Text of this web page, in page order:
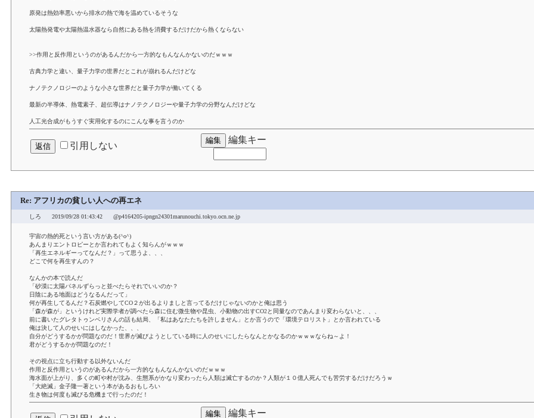
原発は熱効率悪いから排水の熱で海を温めているそうな
太陽熱発電や太陽熱温水器なら自然にある熱を消費するだけだから熱くならない
>>作用と反作用というのがあるんだから一方的なもんなんかないのだｗｗｗ
古典力学と違い、量子力学の世界だとこれが崩れるんだけどな
ナノテクノロジーのような小さな世界だと量子力学が働いてくる
最新の半導体、熱電素子、超伝導はナノテクノロジーや量子力学の分野なんだけどな
人工光合成がもうすぐ実用化するのにこんな事を言うのか
引用しない
編集キー
Re: アフリカの貧しい人への再エネ
しろ 2019/09/28 01:43:42 @p4164205-ipngn24301marunouchi.tokyo.ocn.ne.jp
宇宙の熱的死という言い方がある(^o^)
あんまりエントロピーとか言われてもよく知らんがｗｗｗ
「再生エネルギーってなんだ？」って思うよ、、、
どこで何を再生すんの？
なんかの本で読んだ
「砂漠に太陽パネルずらっと並べたらそれでいいのか？
日陰にある地面はどうなるんだって」
何が再生してるんだ？石炭燃やしてCO２が出るよりましと言ってるだけじゃないのかと俺は思う
「森が森が」というけれど実際学者が調べたら森に住む微生物や昆虫、小動物の出すCO2と同量なのであんまり変わらないと、、、
前に書いたグレタトゥンベリさんの話も結局、「私はあなたたちを許しません」とか言うので「環境テロリスト」とか言われている
俺は決して人のせいにはしなかった、、、
自分がどうするかが問題なのだ！世界が滅びようとしている時に人のせいにしたらなんとかなるのかｗｗｗならね～よ！
君がどうするかが問題なのだ！
その視点に立ち行動する以外ないんだ
作用と反作用というのがあるんだから一方的なもんなんかないのだｗｗｗ
海水面が上がり、多くの町や村が沈み、生態系がかなり変わったら人類は滅亡するのか？人類が１０億人死んでも苦労するだけだろうｗ
「大絶滅」金子隆一著という本があるおもしろい
生き物は何度も滅びる危機まで行ったのだ！
編集キー